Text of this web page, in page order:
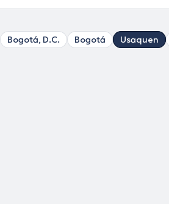
Bogotá, D.C. Bogotá Usaquen